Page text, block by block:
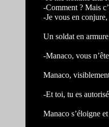
-Comment ? Mais
-Je vous en
Un soldat en
-Manaco, vous
Manaco,
-Et toi, tu es
Manaco s’éloigne